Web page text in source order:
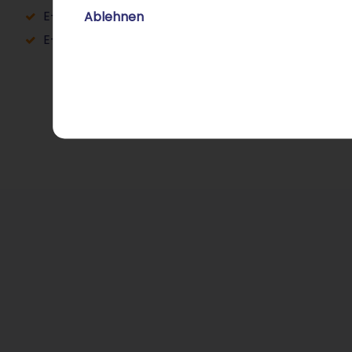
Ablehnen
E-Mail-Adresse im Posteingang bestätigen
E-Book wenige Minuten später per E-Mail